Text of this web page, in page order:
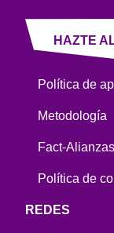
HAZTE
Política de
Metodología
Fact-Alianzas
Política de
REDES